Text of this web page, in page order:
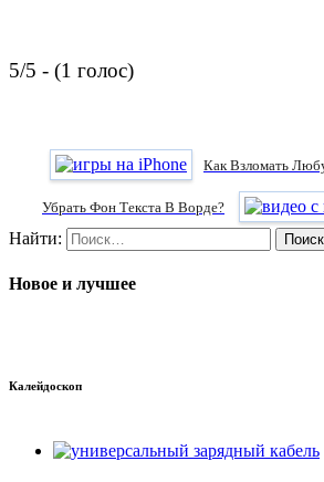
5/5 - (1 голос)
Как Взломать
Убрать Фон Текста В Ворде?
Найти:
Новое и лучшее
Калейдоскоп